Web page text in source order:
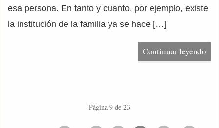
esa persona. En tanto y cuanto, por ejemplo, existe
la institución de la familia ya se hace […]
Continuar leyendo
Página 9 de 23